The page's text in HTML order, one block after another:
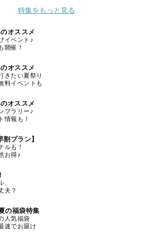
特集をもっと見る
オススメ
イベント♪
開催！
オススメ
きたい夏祭り
料イベントも
オススメ
プラリー♪
情報も！
プラン】
ルも！
お得♪
、
夫？
の福袋特集
人気福袋
速でお届け